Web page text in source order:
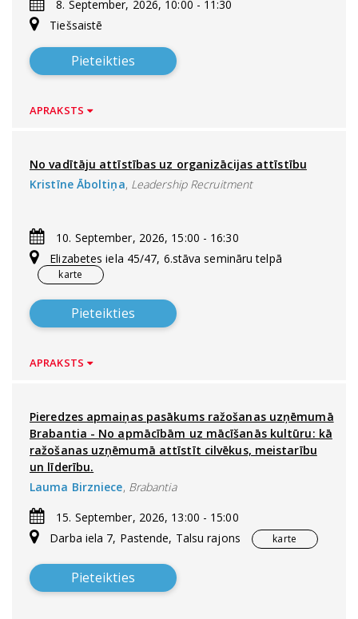
8. September, 2026, 10:00 - 11:30
Tiešsaistē
Pieteikties
APRAKSTS
No vadītāju attīstības uz organizācijas attīstību
Kristīne Āboltiņa, Leadership Recruitment
10. September, 2026, 15:00 - 16:30
Elizabetes iela 45/47, 6.stāva semināru telpā
karte
Pieteikties
APRAKSTS
Pieredzes apmaiņas pasākums ražošanas uzņēmumā
Brabantia - No apmācībām uz mācīšanās kultūru: kā
ražošanas uzņēmumā attīstīt cilvēkus, meistarību
un līderību.
Lauma Birzniece, Brabantia
15. September, 2026, 13:00 - 15:00
Darba iela 7, Pastende, Talsu rajons
karte
Pieteikties